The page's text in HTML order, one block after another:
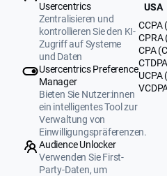
Usercentrics
Zentralisieren und
kontrollieren Sie den KI-
Zugriff auf Systeme
und Daten
Usercentrics Preference
Manager
Bieten Sie Nutzer:innen
ein intelligentes Tool zur
Verwaltung von
Einwilligungspräferenzen.
Audience Unlocker
Verwenden Sie First-
Party-Daten, um
USA
CCPA
CPRA
CPA
UCPA